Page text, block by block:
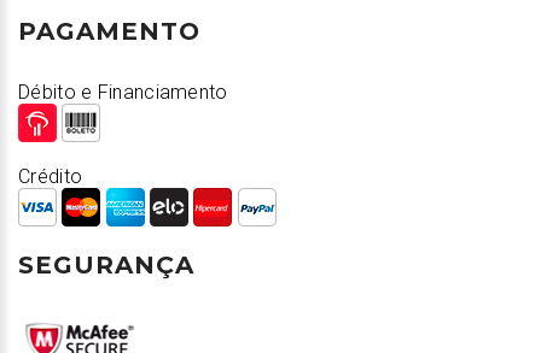
PAGAMENTO
Débito e Financiamento
Crédito
SEGURANÇA